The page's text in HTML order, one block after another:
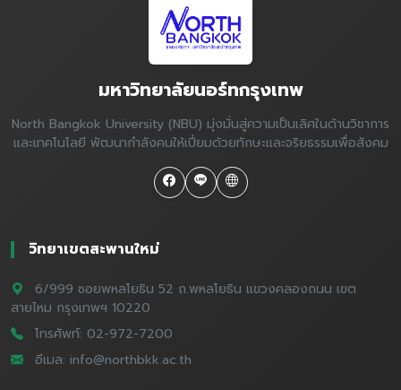
มหาวิทยาลัยนอร์ทกรุงเทพ
North Bangkok University (NBU) มุ่งมั่นสู่ความเป็นเลิศในด้านวิชาการ
และเทคโนโลยี พัฒนากำลังคนให้เปี่ยมด้วยทักษะและจริยธรรมเพื่อสังคม
วิทยาเขตสะพานใหม่
6/999 ซอยพหลโยธิน 52 ถ.พหลโยธิน แขวงคลองถนน เขต
สายไหม กรุงเทพฯ 10220
โทรศัพท์: 02-972-7200
อีเมล: info@northbkk.ac.th